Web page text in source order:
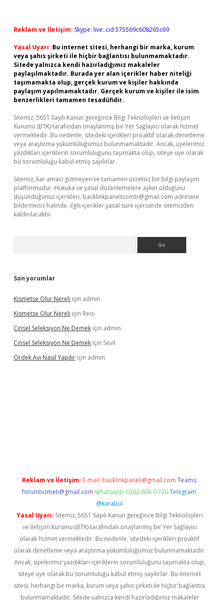
Reklam ve İletişim: Skype: live:.cid.575569c608265c69
Yasal Uyarı: Bu internet sitesi, herhangi bir marka, kurum
veya şahıs şirketi ile hiçbir bağlantısı bulunmamaktadır.
Sitede yalnızca kendi hazırladığımız makaleler
paylaşılmaktadır. Burada yer alan içerikler haber niteliği
taşımamakta olup, gerçek kurum ve kişiler hakkında
paylaşım yapılmamaktadır. Gerçek kurum ve kişiler ile isim
benzerlikleri tamamen tesadüfidir.
Sitemiz, 5651 Sayılı Kanun gereğince Bilgi Teknolojileri ve İletişim
Kurumu (BTK) tarafından onaylanmış bir Yer Sağlayıcı olarak hizmet
vermektedir. Bu nedenle, sitedeki içerikleri proaktif olarak denetleme
veya araştırma yükümlülüğümüz bulunmamaktadır. Ancak, üyelerimiz
yazdıkları içeriklerin sorumluluğunu taşımakta olup, siteye üye olarak
bu sorumluluğu kabul etmiş sayılırlar.
Sitemiz, kar amacı gütmeyen ve tamamen ücretsiz bir bilgi paylaşım
platformudur. Hukuka ve yasal düzenlemelere aykırı olduğunu
düşündüğünüz içerikleri, backlinkpanelicomtr@gmail.com adresine
bildirmeniz halinde, ilgili içerikler yasal süre içerisinde sitemizden
kaldırılacaktır.
Son yorumlar
Kismetse Olur Nereli için admin
Kismetse Olur Nereli için Reis
Cinsel Seleksiyon Ne Demek için admin
Cinsel Seleksiyon Ne Demek için Sevil
Ördek Avı Nasıl Yapılır için admin
Reklam ve İletişim: E-mail: backlinkpaneli@gmail.com Teams:
forumhizmeti@gmail.com Whatsapp: 0262 606 0 726 Telegram:
@karabul
Yasal Uyarı: Sitemiz, 5651 Sayılı Kanun gereğince Bilgi Teknolojileri
ve İletişim Kurumu (BTK) tarafından onaylanmış bir Yer Sağlayıcı
olarak hizmet vermektedir. Bu nedenle, sitedeki içerikleri proaktif
olarak denetleme veya araştırma yükümlülüğümüz bulunmamaktadır.
Ancak, üyelerimiz yazdıkları içeriklerin sorumluluğunu taşımakta olup,
siteye üye olarak bu sorumluluğu kabul etmiş sayılırlar. Bu internet
sitesi, herhangi bir marka, kurum veya şahıs şirketi ile hiçbir bağlantısı
bulunmamaktadır. Sitede yalnızca kendi hazırladığımız makaleler